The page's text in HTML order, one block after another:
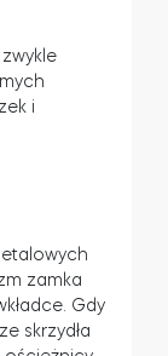
i
zamka
Gdy
skrzydła